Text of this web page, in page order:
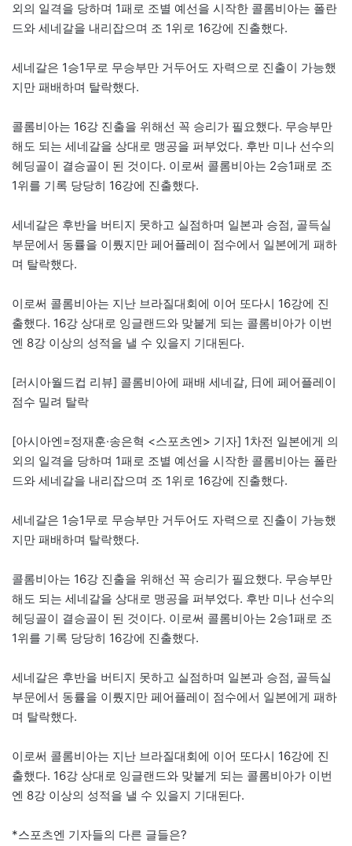
외의 일격을 당하며 1패로 조별 예선을 시작한 콜롬비아는 폴란
드와 세네갈을 내리잡으며 조 1위로 16강에 진출했다.
세네갈은 1승1무로 무승부만 거두어도 자력으로 진출이 가능했
지만 패배하며 탈락했다.
콜롬비아는 16강 진출을 위해선 꼭 승리가 필요했다. 무승부만
해도 되는 세네갈을 상대로 맹공을 퍼부었다. 후반 미나 선수의
헤딩골이 결승골이 된 것이다. 이로써 콜롬비아는 2승1패로 조
1위를 기록 당당히 16강에 진출했다.
세네갈은 후반을 버티지 못하고 실점하며 일본과 승점, 골득실
부문에서 동률을 이뤘지만 페어플레이 점수에서 일본에게 패하
며 탈락했다.
이로써 콜롬비아는 지난 브라질대회에 이어 또다시 16강에 진
출했다. 16강 상대로 잉글랜드와 맞붙게 되는 콜롬비아가 이번
엔 8강 이상의 성적을 낼 수 있을지 기대된다.
[러시아월드컵 리뷰] 콜롬비아에 패배 세네갈, 日에 페어플레이
점수 밀려 탈락
[아시아엔=정재훈·송은혁 <스포츠엔> 기자] 1차전 일본에게 의
외의 일격을 당하며 1패로 조별 예선을 시작한 콜롬비아는 폴란
드와 세네갈을 내리잡으며 조 1위로 16강에 진출했다.
세네갈은 1승1무로 무승부만 거두어도 자력으로 진출이 가능했
지만 패배하며 탈락했다.
콜롬비아는 16강 진출을 위해선 꼭 승리가 필요했다. 무승부만
해도 되는 세네갈을 상대로 맹공을 퍼부었다. 후반 미나 선수의
헤딩골이 결승골이 된 것이다. 이로써 콜롬비아는 2승1패로 조
1위를 기록 당당히 16강에 진출했다.
세네갈은 후반을 버티지 못하고 실점하며 일본과 승점, 골득실
부문에서 동률을 이뤘지만 페어플레이 점수에서 일본에게 패하
며 탈락했다.
이로써 콜롬비아는 지난 브라질대회에 이어 또다시 16강에 진
출했다. 16강 상대로 잉글랜드와 맞붙게 되는 콜롬비아가 이번
엔 8강 이상의 성적을 낼 수 있을지 기대된다.
*스포츠엔 기자들의 다른 글들은?